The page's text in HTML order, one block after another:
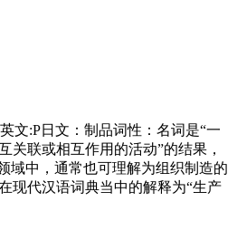
文:P日文：制品词性：名词是“一
关联或相互作用的活动”的结果，
域中，通常也可理解为组织制造的
现代汉语词典当中的解释为“生产